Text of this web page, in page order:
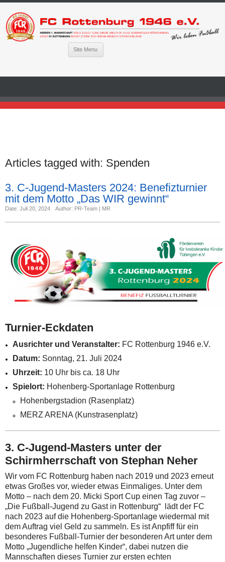
Site Menu
Articles tagged with: Spenden
3. C-Jugend-Masters 2024: Benefizturnier
mit dem Motto „Das WIR gewinnt“
Date: Juli 20, 2024 Author: PR-Team | MR
Turnier-Eckdaten
Ausrichter und Veranstalter: FC Rottenburg 1946 e.V.
Datum: Sonntag, 21. Juli 2024
Uhrzeit: 10 Uhr bis ca. 18 Uhr
Spielort: Hohenberg-Sportanlage Rottenburg
Hohenbergstadion (Rasenplatz)
MERZ ARENA (Kunstrasenplatz)
3. C-Jugend-Masters unter der
Schirmherrschaft von Stephan Neher
Wir vom FC Rottenburg haben nach 2019 und 2023 erneut
etwas Großes vor, wieder etwas Einmaliges. Unter dem
Motto – nach dem 20. Micki Sport Cup einen Tag zuvor –
„Die Fußball-Jugend zu Gast in Rottenburg“ lädt der FC
nach 2023 auf die Hohenberg-Sportanlage wiedermal mit
dem Auftrag viel Geld zu sammeln. Es ist Anpfiff für ein
besonderes Fußball-Turnier der besonderen Art unter dem
Motto „Jugendliche helfen Kinder“, dabei nutzen die
Mannschaften dieses Turnier zur ersten echten